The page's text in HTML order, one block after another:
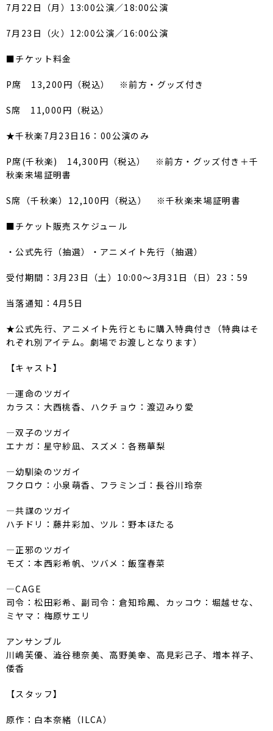
7月22日（月）13:00公演／18:00公演
7月23日（火）12:00公演／16:00公演
■チケット料金
P席 13,200円（税込） ※前方・グッズ付き
S席 11,000円（税込）
★千秋楽7月23日16：00公演のみ
P席(千秋楽) 14,300円（税込） ※前方・グッズ付き＋千
秋楽来場証明書
S席（千秋楽）12,100円（税込） ※千秋楽来場証明書
■チケット販売スケジュール
・公式先行（抽選）・アニメイト先行（抽選）
受付期間：3月23日（土）10:00～3月31日（日）23：59
当落通知：4月5日
★公式先行、アニメイト先行ともに購入特典付き（特典はそ
れぞれ別アイテム。劇場でお渡しとなります）
【キャスト】
―運命のツガイ
カラス：大西桃香、ハクチョウ：渡辺みり愛
―双子のツガイ
エナガ：星守紗凪、スズメ：各務華梨
―幼馴染のツガイ
フクロウ：小泉萌香、フラミンゴ：長谷川玲奈
―共謀のツガイ
ハチドリ：藤井彩加、ツル：野本ほたる
―正邪のツガイ
モズ：本西彩希帆、ツバメ：飯窪春菜
―CAGE
司令：松田彩希、副司令：倉知玲鳳、カッコウ：堀越せな、
ミヤマ：梅原サエリ
アンサンブル
川嶋芙優、澁谷穂奈美、高野美幸、高見彩己子、増本祥子、
倭香
【スタッフ】
原作：白本奈緒（ILCA）